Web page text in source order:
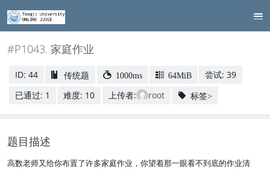
#P1043. 家庭作业
ID: 44 传统题 1000ms 64MiB
尝试: 39
已通过: 1
难度: 10 上传者: root 标签>
题目描述
高数老师又给你布置了许多家庭作业，你望着那一眼看不到底的作业清